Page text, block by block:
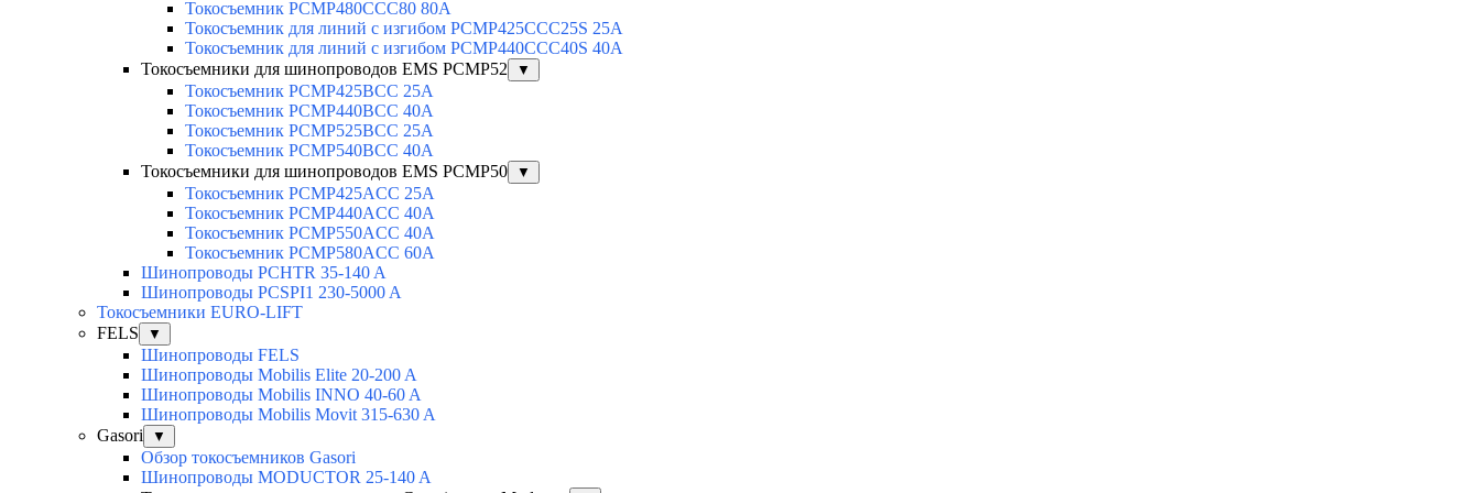
Токосъемник PCMP480CCC80 80А
Токосъемник для линий с изгибом PCMP425CCC25S 25А
Токосъемник для линий с изгибом PCMP440CCC40S 40А
Токосъемники для шинопроводов EMS PCMP52
▼
Токосъемник PCMP425BCC 25А
Токосъемник PCMP440BCC 40А
Токосъемник PCMP525BCC 25А
Токосъемник PCMP540BCC 40А
Токосъемники для шинопроводов EMS PCMP50
▼
Токосъемник PCMP425ACC 25А
Токосъемник PCMP440ACC 40А
Токосъемник PCMP550ACC 40A
Токосъемник PCMP580ACC 60A
Шинопроводы PCHTR 35-140 A
Шинопроводы PCSPI1 230-5000 A
Токосъемники EURO-LIFT
FELS
▼
Шинопроводы FELS
Шинопроводы Mobilis Elite 20-200 A
Шинопроводы Mobilis INNO 40-60 A
Шинопроводы Mobilis Movit 315-630 A
Gasori
▼
Обзор токосъемников Gasori
Шинопроводы MODUCTOR 25-140 A